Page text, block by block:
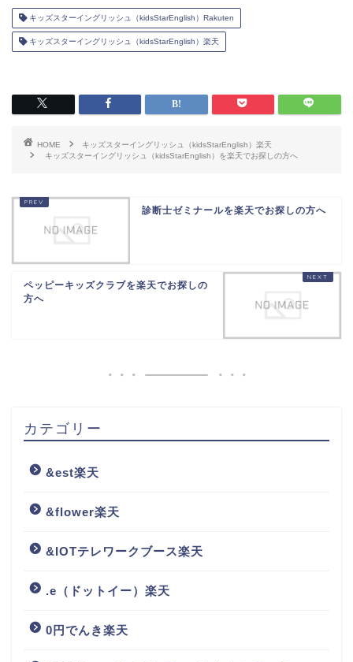
キッズスターイングリッシュ（kidsStarEnglish）Rakuten
キッズスターイングリッシュ（kidsStarEnglish）楽天
HOME
キッズスターイングリッシュ（kidsStarEnglish）楽天
キッズスターイングリッシュ（kidsStarEnglish）を楽天でお探しの方へ
診断士ゼミナールを楽天でお探しの方へ
ペッピーキッズクラブを楽天でお探しの
方へ
カテゴリー
&est楽天
&flower楽天
&IOTテレワークブース楽天
.e（ドットイー）楽天
0円でんき楽天